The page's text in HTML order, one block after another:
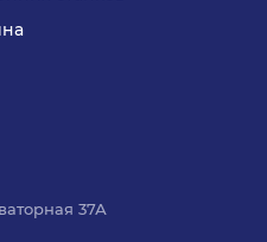
на
качества.
досок
37А